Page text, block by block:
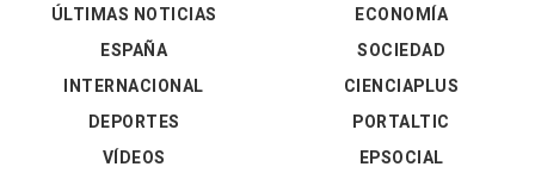
ÚLTIMAS NOTICIAS
ESPAÑA
INTERNACIONAL
DEPORTES
VÍDEOS
ECONOMÍA
SOCIEDAD
CIENCIAPLUS
PORTALTIC
EPSOCIAL